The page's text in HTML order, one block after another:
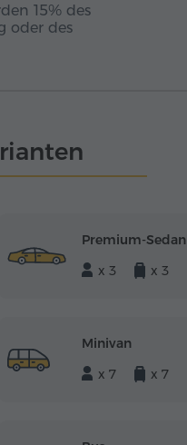
15% des
oder des
Premium-Sedan
x 3
x 3
Minivan
x 7
x 7